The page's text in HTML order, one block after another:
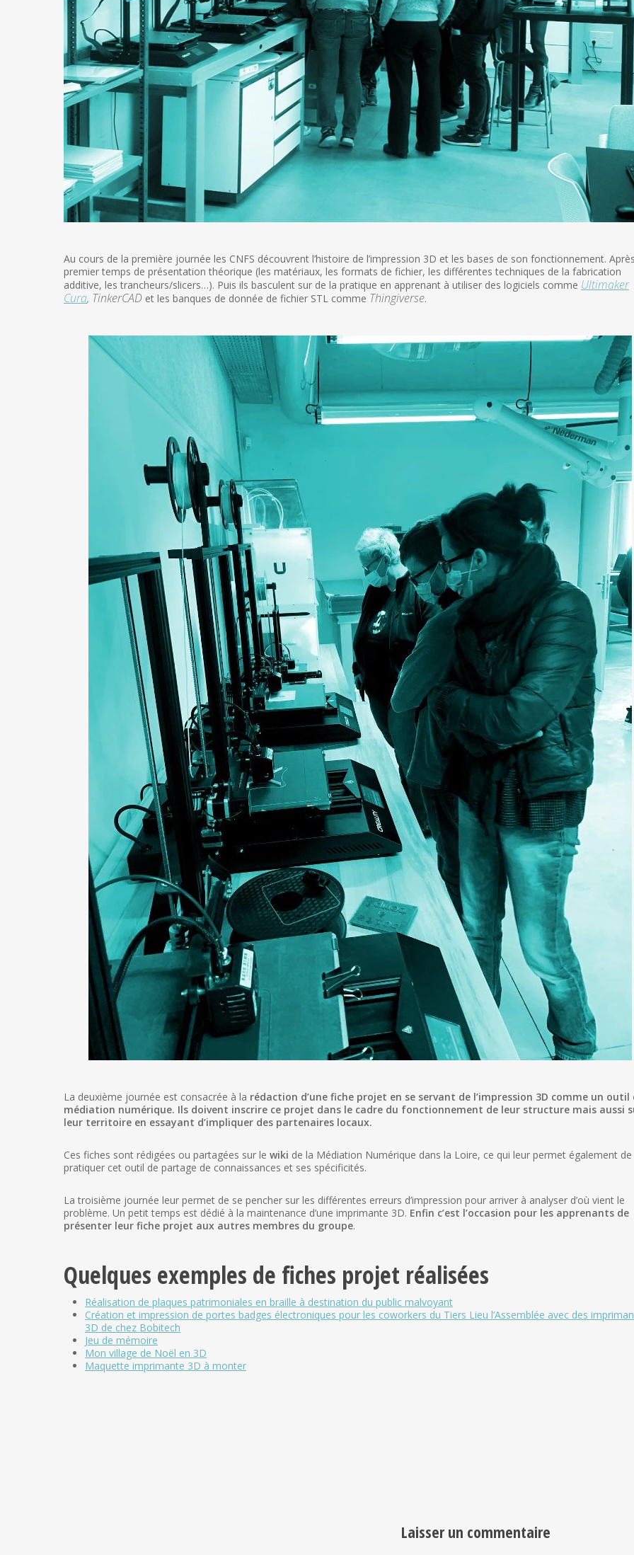
Au cours de la première journée les CNFS découvrent l’histoire de l’impression 3D et les bases de son fonctionnement.
premier temps de présentation théorique (les matériaux, les formats de fichier, les différentes techniques de la fabrication
additive, les trancheurs/slicers…). Puis ils basculent sur de la pratique en apprenant à utiliser des logiciels comme Ultimaker
Cura, TinkerCAD et les banques de donnée de fichier STL comme Thingiverse.
La deuxième journée est consacrée à la rédaction d’une fiche projet en se servant de l’impression 3D comme un outil
médiation numérique. Ils doivent inscrire ce projet dans le cadre du fonctionnement de leur structure mais aussi
leur territoire en essayant d’impliquer des partenaires locaux.
Ces fiches sont rédigées ou partagées sur le wiki de la Médiation Numérique dans la Loire, ce qui leur permet également de
pratiquer cet outil de partage de connaissances et ses spécificités.
La troisième journée leur permet de se pencher sur les différentes erreurs d’impression pour arriver à analyser d’où vient le
problème. Un petit temps est dédié à la maintenance d’une imprimante 3D. Enfin c’est l’occasion pour les apprenants de
présenter leur fiche projet aux autres membres du groupe.
Quelques exemples de fiches projet réalisées
Réalisation de plaques patrimoniales en braille à destination du public malvoyant
Création et impression de portes badges électroniques pour les coworkers du Tiers Lieu l’Assemblée avec des
3D de chez Bobitech
Jeu de mémoire
Mon village de Noël en 3D
Maquette imprimante 3D à monter
Laisser un commentaire